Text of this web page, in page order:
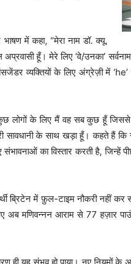
में कहा, “मेरा नाम डॉ. क्यू.
हूँ। मेरे लिए ‘वे/उनका’
व्यक्तियों के लिए अंग्रेज़ी में
लोगों के लिए मैं वह सब कुछ हूँ
के साथ खड़ा हूँ। कहते हैं कि
का विस्तार करती है, जिन्हें
ब्रिटेन में फ़ुल-टाइम नौकरी नहीं
अब मणिवन्नन आराम से 77 हज़ार